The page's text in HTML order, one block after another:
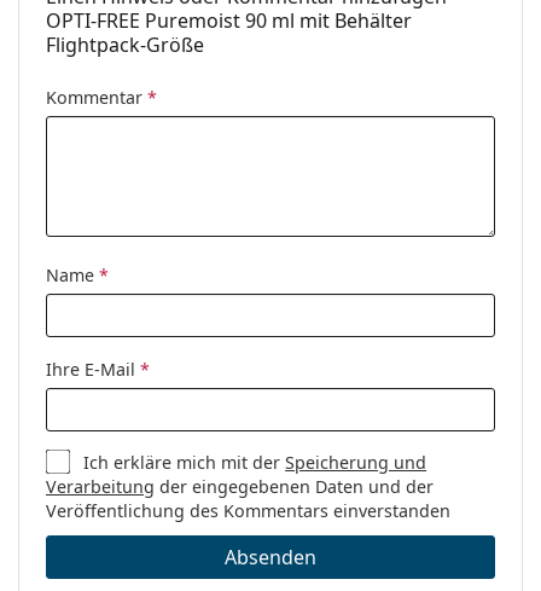
Accessories
Packung:
OPTI-FREE Puremoist 90 ml mit Behälter
Flightpack-Größe
Kommentar *
Name *
Ihre E-Mail *
Ich erkläre mich mit derSpeicherung und
Verarbeitung der eingegebenen Daten und der
Veröffentlichung des Kommentars einverstanden
Absenden